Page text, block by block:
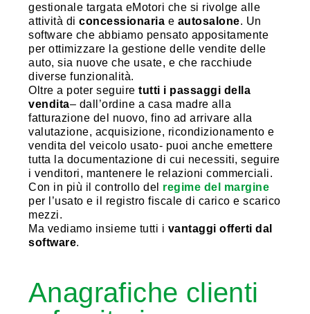
gestionale targata eMotori che si rivolge alle
attività di concessionaria e autosalone. Un
software che abbiamo pensato appositamente
per ottimizzare la gestione delle vendite delle
auto, sia nuove che usate, e che racchiude
diverse funzionalità.
Oltre a poter seguire tutti i passaggi della
vendita– dall’ordine a casa madre alla
fatturazione del nuovo, fino ad arrivare alla
valutazione, acquisizione, ricondizionamento e
vendita del veicolo usato- puoi anche emettere
tutta la documentazione di cui necessiti, seguire
i venditori, mantenere le relazioni commerciali.
Con in più il controllo del regime del margine
per l’usato e il registro fiscale di carico e scarico
mezzi.
Ma vediamo insieme tutti i vantaggi offerti dal
software.
Anagrafiche clienti